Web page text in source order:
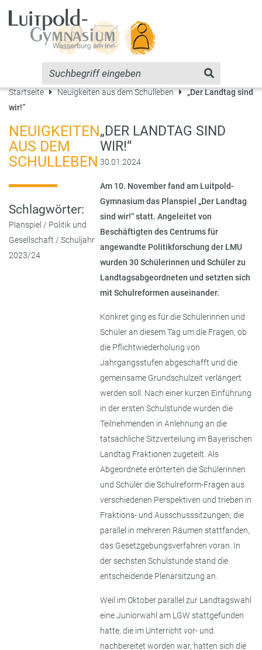
Startseite Neuigkeiten aus dem Schulleben
„Der Landtag sind
wir!“
NEUIGKEITEN
AUS DEM
SCHULLEBEN
Schlagwörter:
Planspiel / Politik und
Gesellschaft / Schuljahr
2023/24
„DER LANDTAG SIND
WIR!“
30.01.2024
Am 10. November fand am Luitpold-
Gymnasium das Planspiel „Der Landtag
sind wir!“ statt. Angeleitet von
Beschäftigten des Centrums für
angewandte Politikforschung der LMU
wurden 30 Schülerinnen und Schüler zu
Landtagsabgeordneten und setzten sich
mit Schulreformen auseinander.
Konkret ging es für die Schülerinnen und
Schüler an diesem Tag um die Fragen, ob
die Pflichtwiederholung von
Jahrgangsstufen abgeschafft und die
gemeinsame Grundschulzeit verlängert
werden soll. Nach einer kurzen Einführung
in der ersten Schulstunde wurden die
Teilnehmenden in Anlehnung an die
tatsächliche Sitzverteilung im Bayerischen
Landtag Fraktionen zugeteilt. Als
Abgeordnete erörterten die Schülerinnen
und Schüler die Schulreform-Fragen aus
verschiedenen Perspektiven und trieben in
Fraktions- und Ausschusssitzungen, die
parallel in mehreren Räumen stattfanden,
das Gesetzgebungsverfahren voran. In
der sechsten Schulstunde stand die
entscheidende Plenarsitzung an.
Weil im Oktober parallel zur Landtagswahl
eine Juniorwahl am LGW stattgefunden
hatte, die im Unterricht vor- und
nachbereitet worden war, hatten sich die